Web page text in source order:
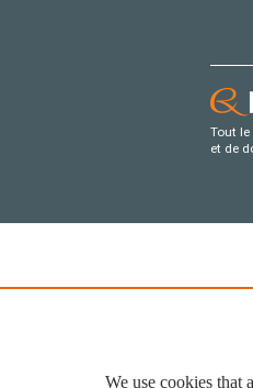
Tout
et de
We use cookies that